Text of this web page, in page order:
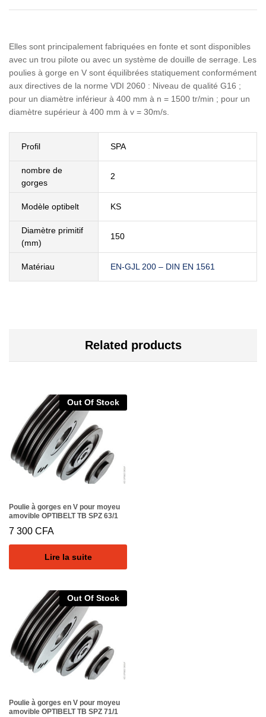
Elles sont principalement fabriquées en fonte et sont disponibles
avec un trou pilote ou avec un système de douille de serrage. Les
poulies à gorge en V sont équilibrées statiquement conformément
aux directives de la norme VDI 2060 : Niveau de qualité G16 ;
pour un diamètre inférieur à 400 mm à n = 1500 tr/min ; pour un
diamètre supérieur à 400 mm à v = 30m/s.
Profil SPA
nombre de
gorges
2
Modèle optibelt KS
Diamètre primitif
(mm)
150
Matériau EN-GJL 200 – DIN EN 1561
Related products
Out Of Stock
Poulie à gorges en V pour moyeu
amovible OPTIBELT TB SPZ 63/1
7 300 CFA
Lire la suite
Out Of Stock
Poulie à gorges en V pour moyeu
amovible OPTIBELT TB SPZ 71/1